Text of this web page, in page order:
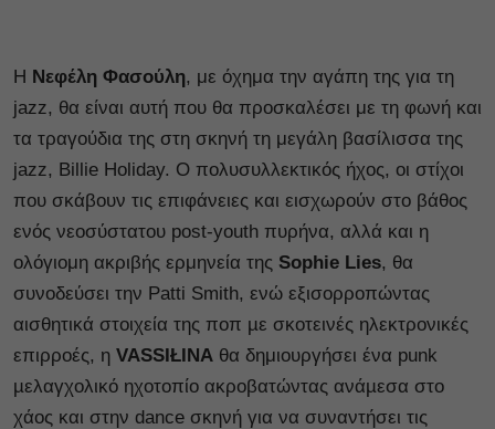
H Νεφέλη Φασούλη, με όχημα την αγάπη της για τη
jazz, θα είναι αυτή που θα προσκαλέσει με τη φωνή και
τα τραγούδια της στη σκηνή τη μεγάλη βασίλισσα της
jazz, Billie Holiday. Ο πολυσυλλεκτικός ήχος, οι στίχοι
που σκάβουν τις επιφάνειες και εισχωρούν στο βάθος
ενός νεοσύστατου post-youth πυρήνα, αλλά και η
ολόγιομη ακριβής ερμηνεία της Sophie Lies, θα
συνοδεύσει την Patti Smith, ενώ εξισορροπώντας
αισθητικά στοιχεία της ποπ µε σκοτεινές ηλεκτρονικές
επιρροές, η VASSIŁINA θα δημιουργήσει ένα punk
µελαγχολικό ηχοτοπίο ακροβατώντας ανάµεσα στο
χάος και στην dance σκηνή για να συναντήσει τις